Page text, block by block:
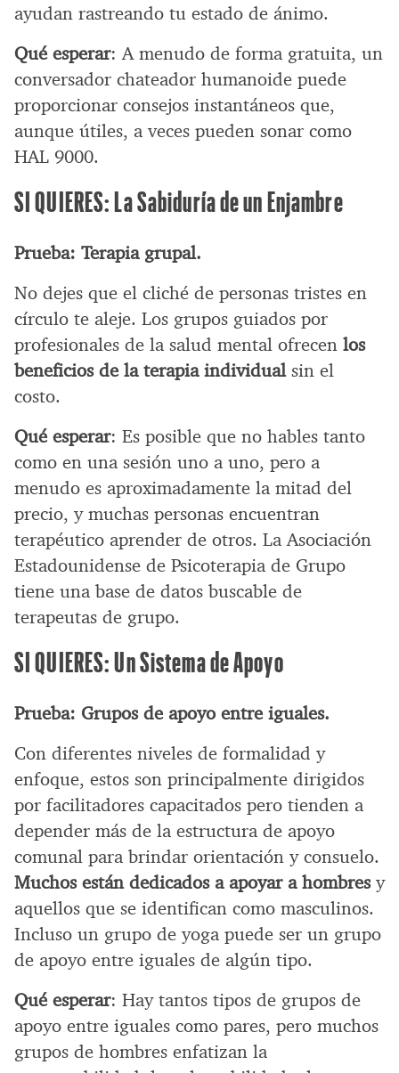
ayudan rastreando tu estado de ánimo.
Qué esperar: A menudo de forma gratuita, un
conversador chateador humanoide puede
proporcionar consejos instantáneos que,
aunque útiles, a veces pueden sonar como
HAL 9000.
SI QUIERES: La Sabiduría de un Enjambre
Prueba: Terapia grupal.
No dejes que el cliché de personas tristes en
círculo te aleje. Los grupos guiados por
profesionales de la salud mental ofrecen los
beneficios de la terapia individualsin el
costo.
Qué esperar: Es posible que no hables tanto
como en una sesión uno a uno, pero a
menudo es aproximadamente la mitad del
precio, y muchas personas encuentran
terapéutico aprender de otros. La Asociación
Estadounidense de Psicoterapia de Grupo
tiene una base de datos buscable de
terapeutas de grupo.
SI QUIERES: Un Sistema de Apoyo
Prueba: Grupos de apoyo entre iguales.
Con diferentes niveles de formalidad y
enfoque, estos son principalmente dirigidos
por facilitadores capacitados pero tienden a
depender más de la estructura de apoyo
comunal para brindar orientación y consuelo.
Muchos están dedicados a apoyar a hombresy
aquellos que se identifican como masculinos.
Incluso un grupo de yoga puede ser un grupo
de apoyo entre iguales de algún tipo.
Qué esperar: Hay tantos tipos de grupos de
apoyo entre iguales como pares, pero muchos
grupos de hombres enfatizan la